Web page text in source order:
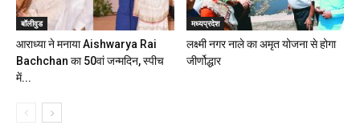
बॉलीवुड
आराध्या ने मनाया Aishwarya Rai
Bachchan का 50वां जन्मदिन, स्पीच
में...
मध्यप्रदेश
लक्ष्मी नगर नाले का अमृत योजना से होगा
जीर्णोद्धार